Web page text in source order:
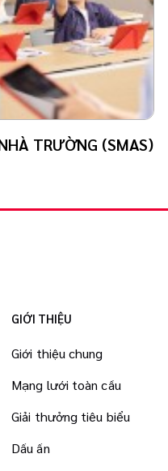
TRƯỜNG (SMAS)
GIỚI THIỆU
Giới thiệu chung
Mạng lưới toàn cầu
Giải thưởng tiêu biểu
Dấu ấn